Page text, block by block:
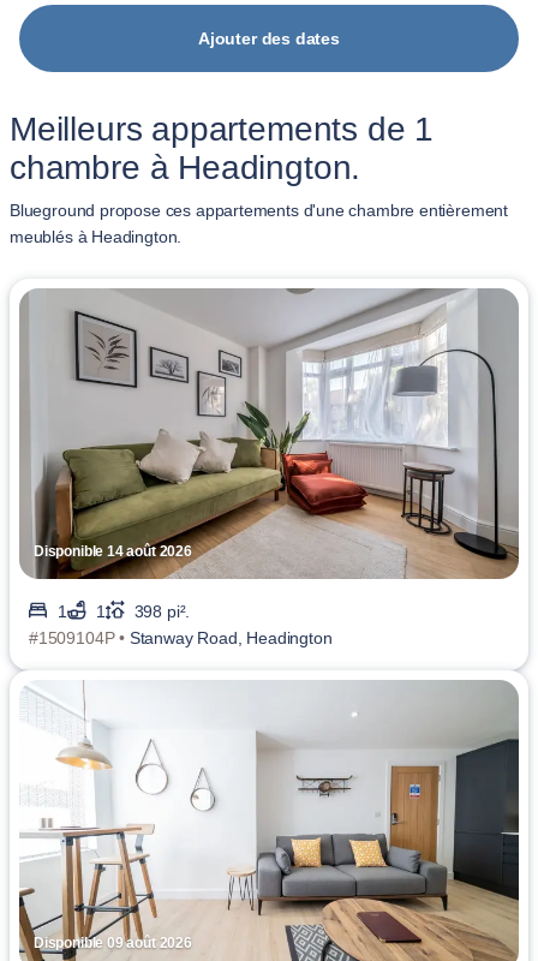
Ajouter des dates
Meilleurs appartements de 1
chambre à Headington.
Blueground propose ces appartements d'une chambre entièrement
meublés à Headington.
Disponible 14 août 2026
1 1
398 pi².
#1509104P • Stanway Road, Headington
Disponible 09 août 2026